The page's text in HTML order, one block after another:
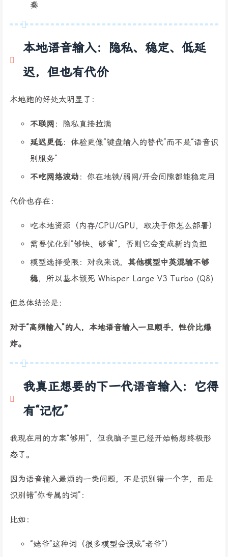
奏
本地语音输入：隐私、稳定、低延
迟，但也有代价
本地跑的好处太明显了：
不联网 ：隐私直接拉满
延迟更低：体验更像“键盘输入的替代”而不是“语音识
别服务”
不吃网络波动 ：你在地铁/弱网/开会间隙都能稳定用
代价也存在：
吃本地资源（内存/CPU/GPU，取决于你怎么部署）
需要优化到“够快、够省”，否则它会变成新的负担
模型选择受限：对我来说， 其他模型中英混输不够
稳，所以基本锁死 Whisper Large V3 Turbo (Q8)
但总体结论是：
对于“高频输入”的人，本地语音输入一旦顺手，性价比爆
炸。
我真正想要的下一代语音输入：它得
有“记忆”
我现在用的方案“够用”，但我脑子里已经开始畅想终极形
态了。
因为语音输入最烦的一类问题，不是识别错一个字，而是
识别错“你专属的词”：
比如：
“姥爷”这种词（很多模型会误成“老爷”）